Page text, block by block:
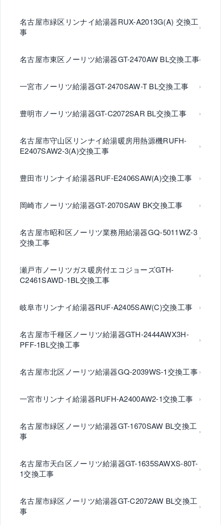
名古屋市緑区リンナイ給湯器RUX-A2013G(A) 交換工
事
名古屋市東区ノーリツ給湯器GT-2470AW BL交換工事
一宮市ノーリツ給湯器GT-2470SAW-T BL交換工事
豊明市ノーリツ給湯器GT-C2072SAR BL交換工事
名古屋市守山区リンナイ給湯暖房用熱源機RUFH-
E2407SAW2-3(A)交換工事
豊田市リンナイ給湯器RUF-E2406SAW(A)交換工事
岡崎市ノーリツ給湯器GT-2070SAW BK交換工事
名古屋市昭和区ノーリツ業務用給湯器GQ-5011WZ-3
交換工事
瀬戸市ノーリツガス暖房付エコジョーズGTH-
C2461SAWD-1BL交換工事
岐阜市リンナイ給湯器RUF-A2405SAW(C)交換工事
名古屋市千種区ノーリツ給湯器GTH-2444AWX3H-
PFF-1BL交換工事
名古屋市北区ノーリツ給湯器GQ-2039WS-1交換工事
一宮市リンナイ給湯器RUFH-A2400AW2-1交換工事
名古屋市緑区ノーリツ給湯器GT-1670SAW BL交換工
事
名古屋市天白区ノーリツ給湯器GT-1635SAWXS-80T-
1交換工事
名古屋市緑区ノーリツ給湯器GT-C2072AW BL交換工
事